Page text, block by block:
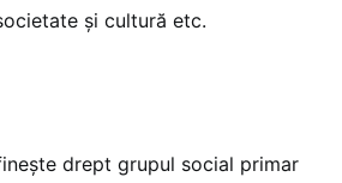
și cultură etc.
drept grupul social primar